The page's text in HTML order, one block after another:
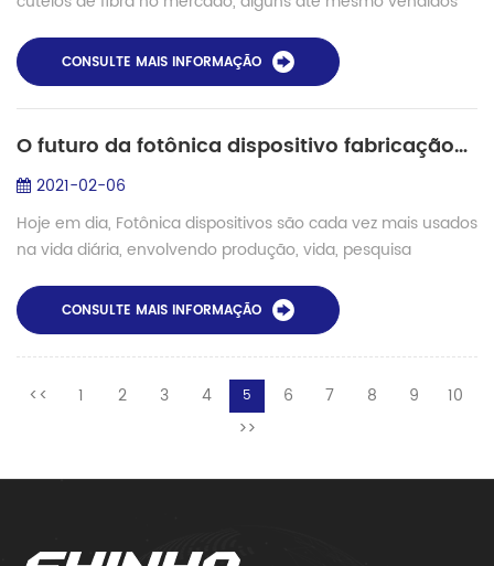
de fibra que escolhi realmen...
CONSULTE MAIS INFORMAÇÃO
O futuro da fotônica dispositivo fabricação- emenda de fibra especial
2021-02-06
Hoje em dia, Fotônica dispositivos são cada vez mais usados
​​na vida diária, envolvendo produção, vida, pesquisa
dispositivos têm princ...
CONSULTE MAIS INFORMAÇÃO
<< 1 2 3 4 5 6 7 8 9
10
>>